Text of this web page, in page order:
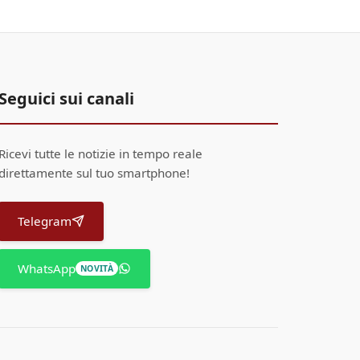
Seguici sui canali
Ricevi tutte le notizie in tempo reale
direttamente sul tuo smartphone!
Telegram
WhatsApp NOVITÀ